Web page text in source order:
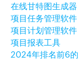
在线甘特图生成器
项目任务管理软件
项目计划管理软件
项目报表工具
2024年排名前6